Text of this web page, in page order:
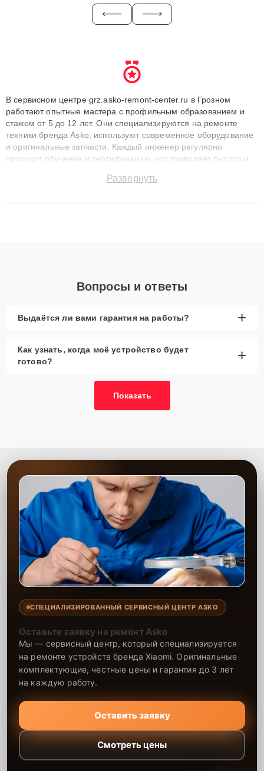
В сервисном центре grz.asko-remont-center.ru в Грозном
работают опытные мастера с профильным образованием и
стажем от 5 до 12 лет. Они специализируются на ремонте
техники бренда Asko, используют современное оборудование
и оригинальные запчасти. Каждый инженер регулярно
проходит обучение и сертификацию, что позволяет быстро и
сохранением гарантии до 3 лет. Наши мастера решают
Развернуть
Вопросы и ответы
Выдаётся ли вами гарантия на работы? +
Как узнать, когда моё устройство будет
готово?
+
Показать
СПЕЦИАЛИЗИРОВАННЫЙ СЕРВИСНЫЙ ЦЕНТР ASKO
Оставьте заявку на ремонт Asko
Мы — сервисный центр, который специализируется
на ремонте устройств бренда Xiaomi. Оригинальные
комплектующие, честные цены и гарантия до 3 лет
на каждую работу.
Оставить заявку
Смотреть цены